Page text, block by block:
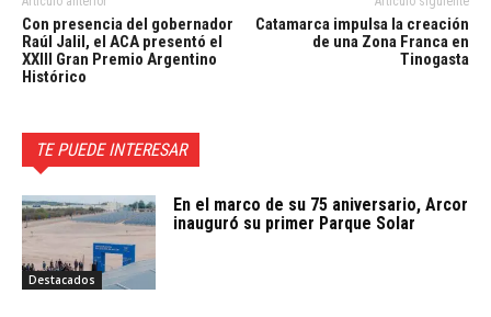
Con presencia del gobernador
Raúl Jalil, el ACA presentó el
XXIII Gran Premio Argentino
Histórico
Catamarca impulsa la creación
de una Zona Franca en
Tinogasta
TE PUEDE INTERESAR
Destacados
En el marco de su 75 aniversario, Arcor
inauguró su primer Parque Solar